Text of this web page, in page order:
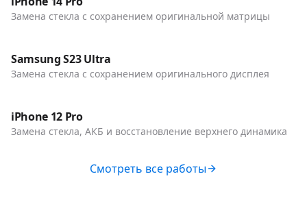
Замена стекла с сохранением оригинальной матрицы
Телефоны
До / После
Samsung S23 Ultra
Замена стекла с сохранением оригинального дисплея
Телефоны
До / После
iPhone 12 Pro
Замена стекла, АКБ и восстановление верхнего динамика
Смотреть все работы